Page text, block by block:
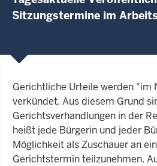
Sitzungstermine im
Gerichtliche Urteile werden "im
verkündet. Aus diesem Grund
Gerichtsverhandlungen in der
heißt jede Bürgerin und jeder
Möglichkeit als Zuschauer an
Gerichtstermin teilzunehmen.